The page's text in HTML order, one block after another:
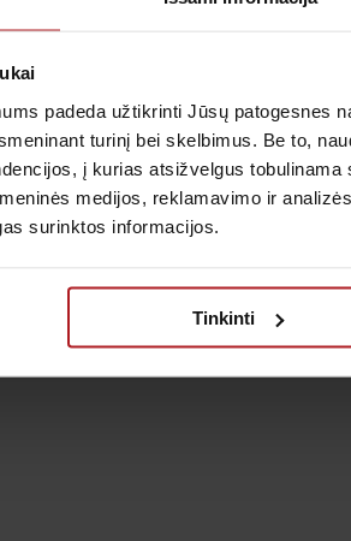
padeda užtikrinti Jūsų patogesnes
turinį bei skelbimus. Be to,
į kurias atsižvelgus
medijos, reklamavimo ir
surinktos informacijos.
Tinkinti
tyrimus.
tyrimų įvertinimu (reikalinga
bet kuriuo metu keisti akcijos